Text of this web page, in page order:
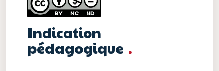
Indication
pédagogique